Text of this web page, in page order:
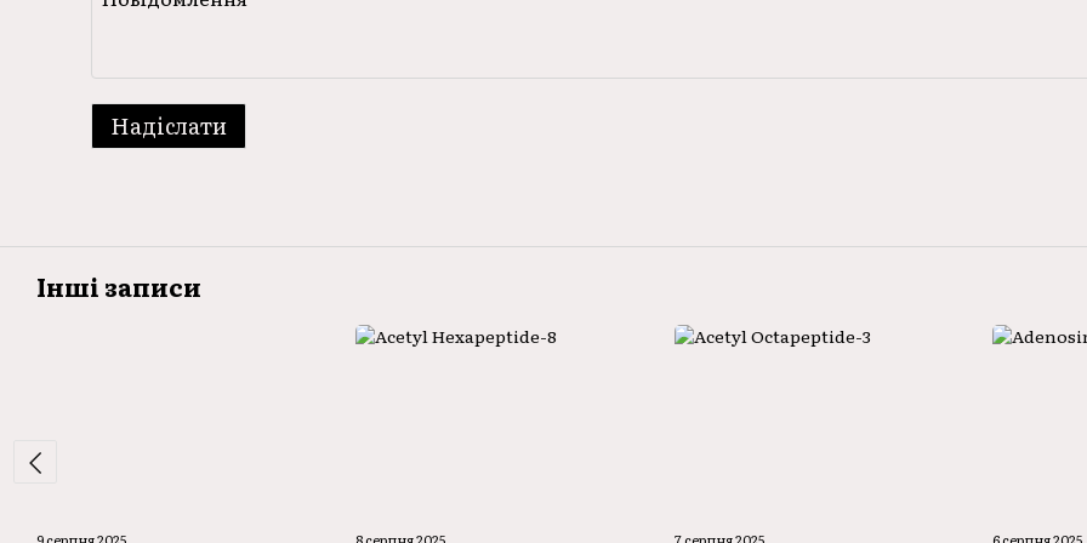
Надіслати
Інші записи
9 серпня 2025 8 серпня 2025 7 серпня 2025 6 серпня 2025